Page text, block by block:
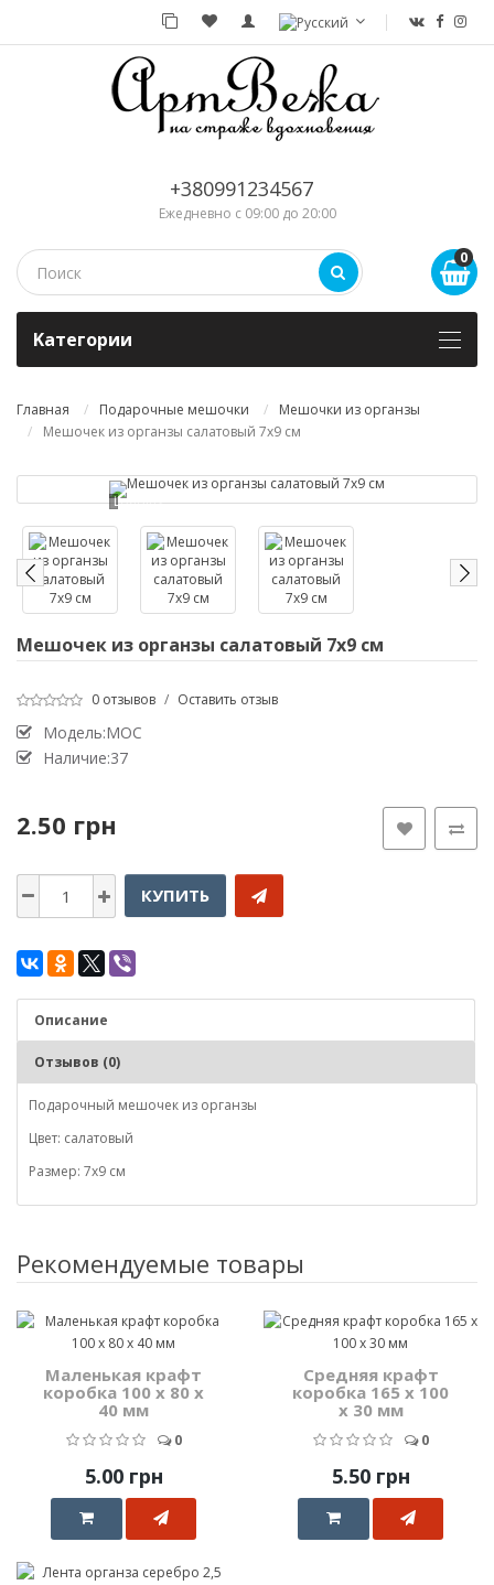
+380991234567
Ежедневно с 09:00 до 20:00
0
Kатегории
Главная Подарочные мешочки
Мешочки из органзы
Мешочек из органзы салатовый 7х9 см
Loading...
Мешочек из органзы салатовый 7х9 см
0 отзывов / Оставить отзыв
Модель:МОС
Наличие:37
2.50 грн
КУПИТЬ
Описание
Отзывов (0)
Подарочный мешочек из органзы
Цвет: салатовый
Размер: 7х9 см
Рекомендуемые товары
Маленькая крафт
коробка 100 х 80 х
40 мм
0
5.00 грн
Средняя крафт
коробка 165 х 100
х 30 мм
0
5.50 грн